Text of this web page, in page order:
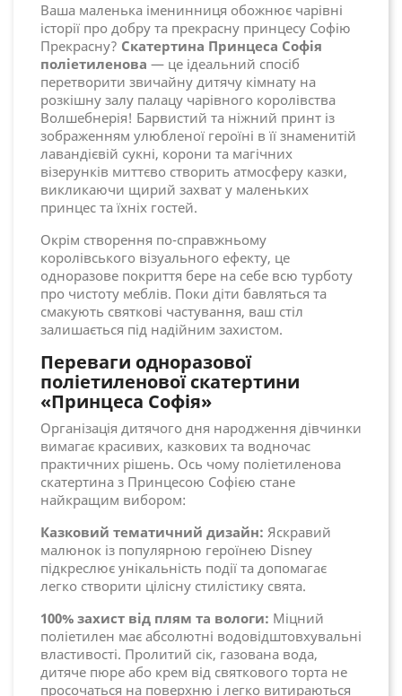
Ваша маленька іменинниця обожнює чарівні
історії про добру та прекрасну принцесу Софію
Прекрасну? Скатертина Принцеса Софія
поліетиленова — це ідеальний спосіб
перетворити звичайну дитячу кімнату на
розкішну залу палацу чарівного королівства
Волшебнерія! Барвистий та ніжний принт із
зображенням улюбленої героїні в її знаменитій
лавандієвій сукні, корони та магічних
візерунків миттєво створить атмосферу казки,
викликаючи щирий захват у маленьких
принцес та їхніх гостей.
Окрім створення по-справжньому
королівського візуального ефекту, це
одноразове покриття бере на себе всю турботу
про чистоту меблів. Поки діти бавляться та
смакують святкові частування, ваш стіл
залишається під надійним захистом.
Переваги одноразової
поліетиленової скатертини
«Принцеса Софія»
Організація дитячого дня народження дівчинки
вимагає красивих, казкових та водночас
практичних рішень. Ось чому поліетиленова
скатертина з Принцесою Софією стане
найкращим вибором:
Казковий тематичний дизайн: Яскравий
малюнок із популярною героїнею Disney
підкреслює унікальність події та допомагає
легко створити цілісну стилістику свята.
100% захист від плям та вологи: Міцний
поліетилен має абсолютні водовідштовхувальні
властивості. Пролитий сік, газована вода,
дитяче пюре або крем від святкового торта не
просочаться на поверхню і легко витираються